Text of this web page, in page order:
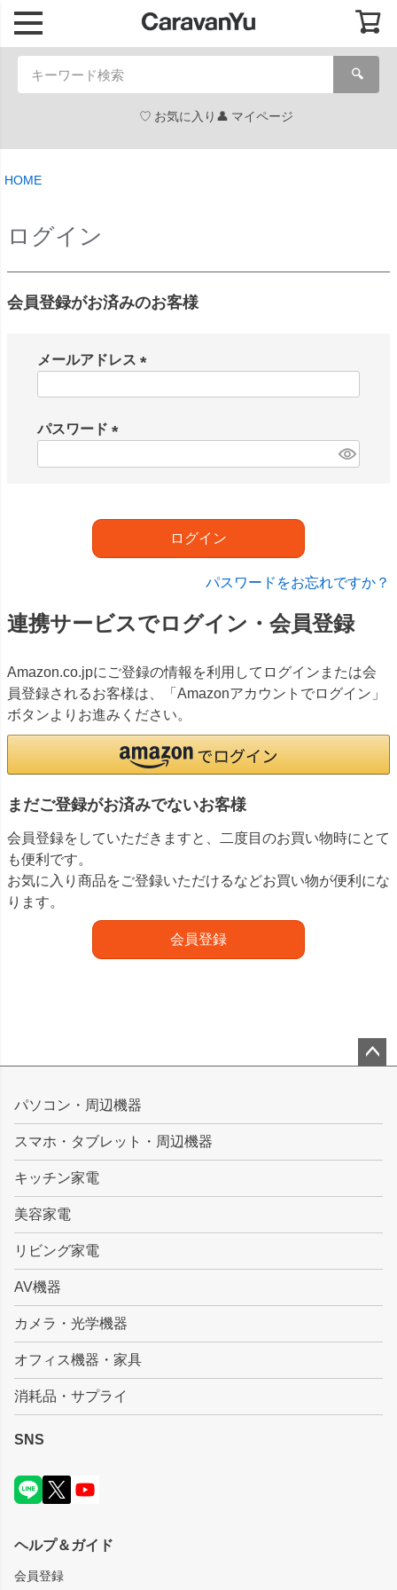
🔍
お気に入り マイページ
HOME
ログイン
会員登録がお済みのお客様
メールアドレス
パスワード
)
ログイン
パスワードをお忘れですか？
連携サービスでログイン・会員登録
Amazon.co.jpにご登録の情報を利用してログインまたは会
員登録されるお客様は、「Amazonアカウントでログイン」
ボタンよりお進みください。
まだご登録がお済みでないお客様
会員登録をしていただきますと、二度目のお買い物時にとて
も便利です。
お気に入り商品をご登録いただけるなどお買い物が便利にな
ります。
会員登録
ップ
パソコン・周辺機器
スマホ・タブレット・周辺機器
キッチン家電
美容家電
リビング家電
AV機器
カメラ・光学機器
オフィス機器・家具
消耗品・サプライ
SNS
ヘルプ＆ガイド
会員登録